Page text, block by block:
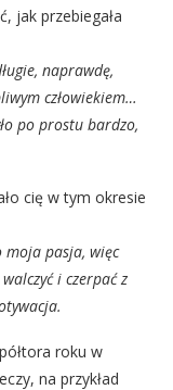
jak przebiegała
naprawdę,
człowiekiem…
po prostu bardzo,
cię w tym okresie
pasja, więc
i czerpać z
roku w
na przykład